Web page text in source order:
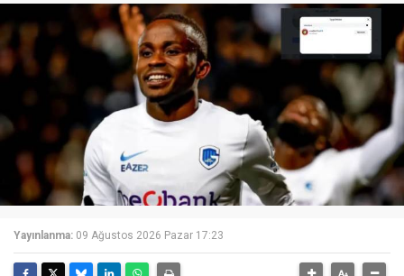
Yayınlanma: 09 Ağustos 2026 Pazar 17:23